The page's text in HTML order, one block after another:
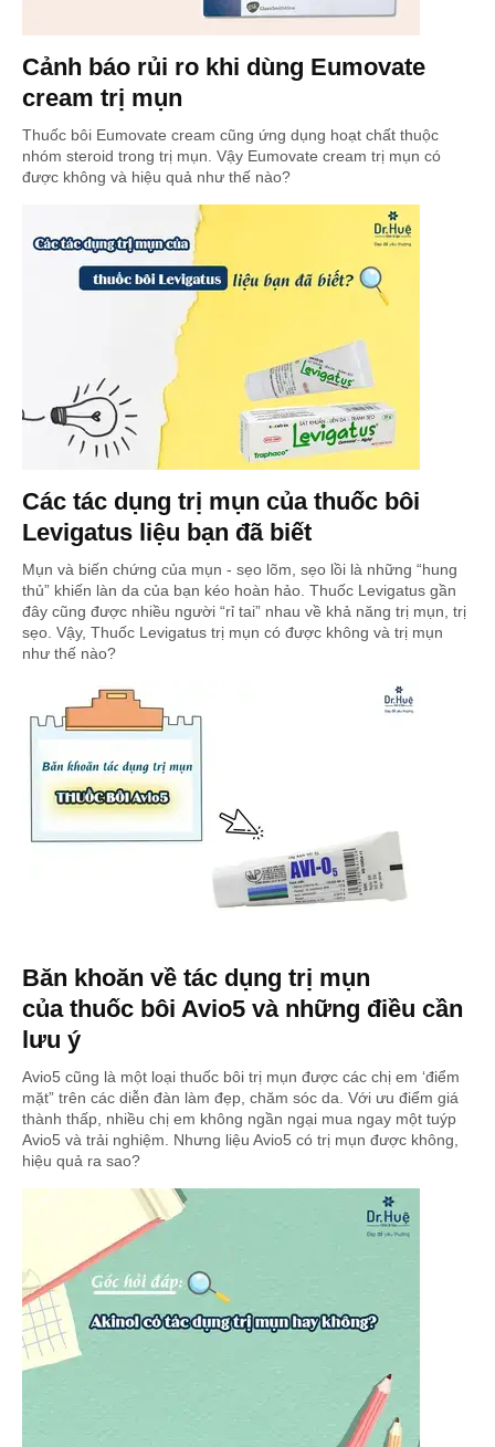
Cảnh báo rủi ro khi dùng Eumovate
cream trị mụn
Thuốc bôi Eumovate cream cũng ứng dụng hoạt chất thuộc
nhóm steroid trong trị mụn. Vậy Eumovate cream trị mụn có
được không và hiệu quả như thế nào?
Các tác dụng trị mụn của thuốc bôi
Levigatus liệu bạn đã biết
Mụn và biến chứng của mụn - sẹo lõm, sẹo lồi là những “hung
thủ” khiến làn da của bạn kéo hoàn hảo. Thuốc Levigatus gần
đây cũng được nhiều người “rỉ tai” nhau về khả năng trị mụn, trị
sẹo. Vậy, Thuốc Levigatus trị mụn có được không và trị mụn
như thế nào?
Băn khoăn về tác dụng trị mụn
của thuốc bôi Avio5 và những điều cần
lưu ý
Avio5 cũng là một loại thuốc bôi trị mụn được các chị em ‘điểm
mặt” trên các diễn đàn làm đẹp, chăm sóc da. Với ưu điểm giá
thành thấp, nhiều chị em không ngần ngại mua ngay một tuýp
Avio5 và trải nghiệm. Nhưng liệu Avio5 có trị mụn được không,
hiệu quả ra sao?